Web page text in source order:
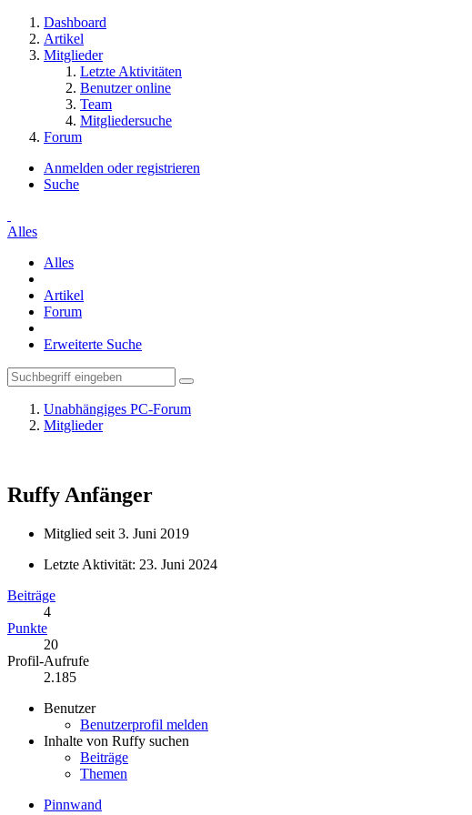
Dashboard
Artikel
Mitglieder
Letzte Aktivitäten
Benutzer online
Team
Mitgliedersuche
Forum
Anmelden oder registrieren
Suche
Alles
Alles
Artikel
Forum
Erweiterte Suche
Unabhängiges PC-Forum
Mitglieder
Ruffy Anfänger
Mitglied seit 3. Juni 2019
Letzte Aktivität: 23. Juni 2024
Beiträge
4
Punkte
20
Profil-Aufrufe
2.185
Benutzer
Benutzerprofil melden
Inhalte von Ruffy suchen
Beiträge
Themen
Pinnwand